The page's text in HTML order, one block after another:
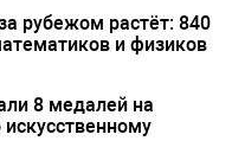
рубежом растёт: 840
и физиков
8 медалей на